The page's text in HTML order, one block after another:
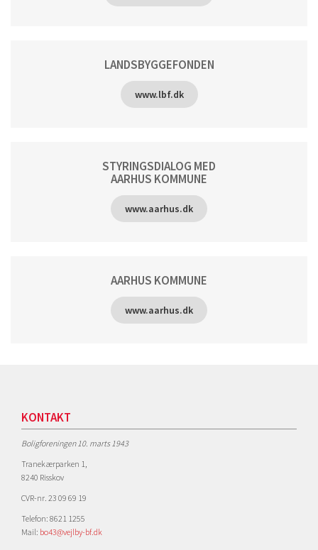
LANDSBYGGEFONDEN
www.lbf.dk
STYRINGSDIALOG MED
AARHUS KOMMUNE
www.aarhus.dk
AARHUS KOMMUNE
www.aarhus.dk
KONTAKT
Boligforeningen 10. marts 1943
Tranekærparken 1,
8240 Risskov
CVR-nr. 23 09 69 19
Telefon: 8621 1255
Mail: bo43@vejlby-bf.dk